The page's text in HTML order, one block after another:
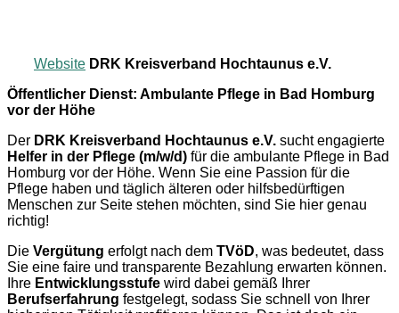
Website DRK Kreisverband Hochtaunus e.V.
Öffentlicher Dienst: Ambulante Pflege in Bad Homburg
vor der Höhe
Der DRK Kreisverband Hochtaunus e.V. sucht engagierte
Helfer in der Pflege (m/w/d) für die ambulante Pflege in Bad
Homburg vor der Höhe. Wenn Sie eine Passion für die
Pflege haben und täglich älteren oder hilfsbedürftigen
Menschen zur Seite stehen möchten, sind Sie hier genau
richtig!
Die Vergütung erfolgt nach dem TVöD, was bedeutet, dass
Sie eine faire und transparente Bezahlung erwarten können.
Ihre Entwicklungsstufe wird dabei gemäß Ihrer
Berufserfahrung festgelegt, sodass Sie schnell von Ihrer